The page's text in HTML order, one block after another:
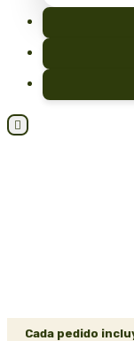

Cada pedido